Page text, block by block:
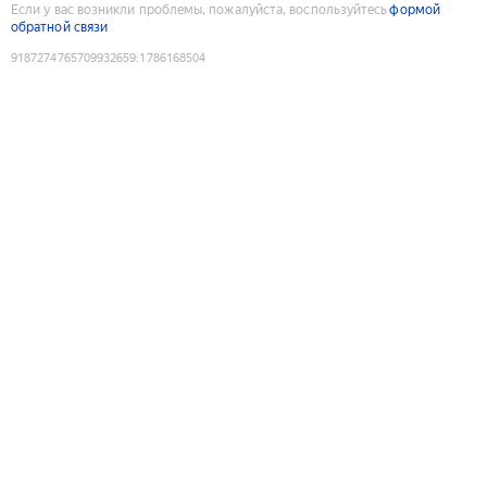
Если у вас возникли проблемы, пожалуйста, воспользуйтесьформой
обратной связи
9187274765709932659:1786168504